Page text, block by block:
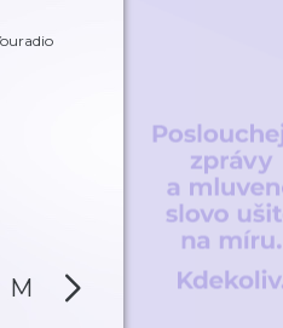
M N P